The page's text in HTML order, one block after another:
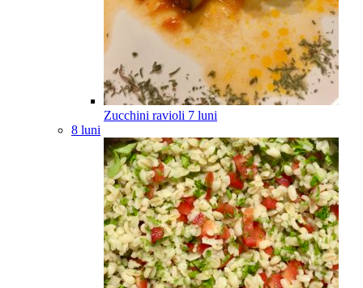
Zucchini ravioli 7 luni
8 luni